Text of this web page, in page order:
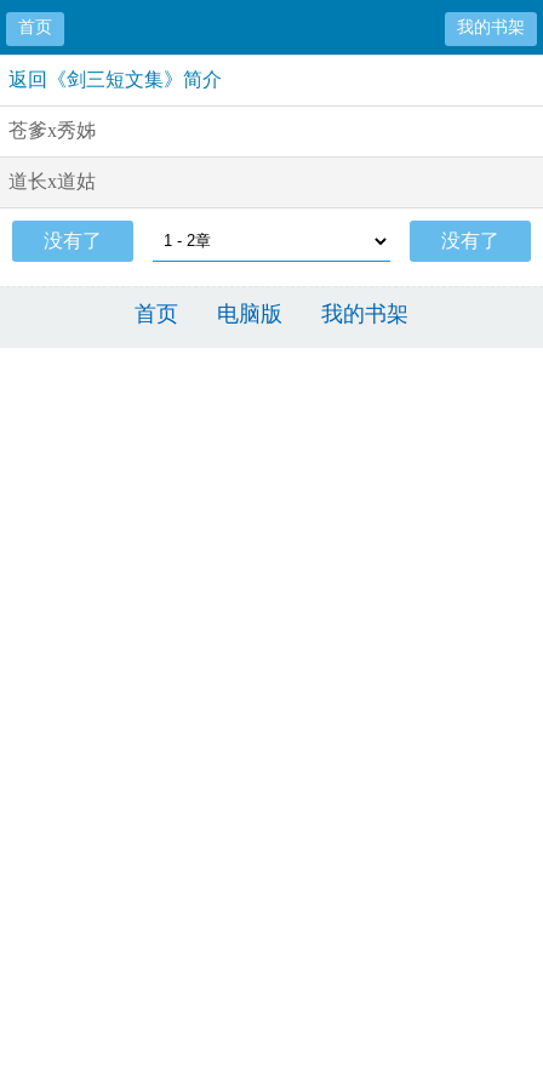
首页 我的书架
返回《剑三短文集》简介
苍爹x秀姊
道长x道姑
没有了 没有了
首页 电脑版 我的书架